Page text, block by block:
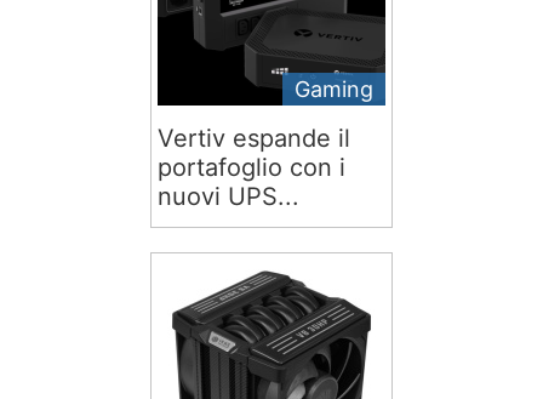
Gaming
Vertiv espande il
portafoglio con i
nuovi UPS...